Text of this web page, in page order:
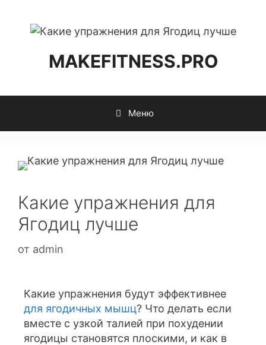
MAKEFITNESS.PRO
Меню
Какие упражнения для
Ягодиц лучше
от admin
Какие упражнения будут эффективнее
для ягодичных мышц? Что делать если
вместе с узкой талией при похудении
ягодицы становятся плоскими, и как в